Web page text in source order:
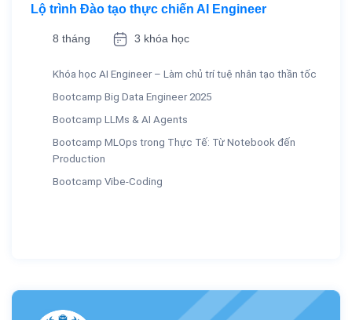
Lộ trình Đào tạo thực chiến AI Engineer
8 tháng 3 khóa học
Khóa học AI Engineer – Làm chủ trí tuệ nhân tạo thần tốc
Bootcamp Big Data Engineer 2025
Bootcamp LLMs & AI Agents
Bootcamp MLOps trong Thực Tế: Từ Notebook đến
Production
Bootcamp Vibe-Coding